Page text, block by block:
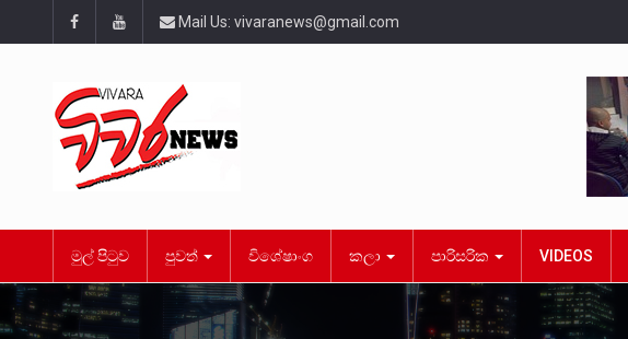
Mail Us: vivaranews@gmail.com
මුල් පිටුව පුවත් විශේෂාංග කලා පාරිසරික VIDEOS